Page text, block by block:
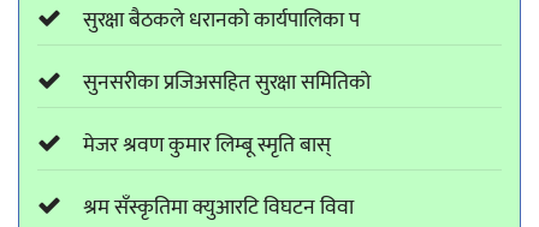
सुरक्षा बैठकले धरानको कार्यपालिका प
सुनसरीका प्रजिअसहित सुरक्षा समितिको
मेजर श्रवण कुमार लिम्बू स्मृति बास्
श्रम सँस्कृतिमा क्युआरटि विघटन विवा